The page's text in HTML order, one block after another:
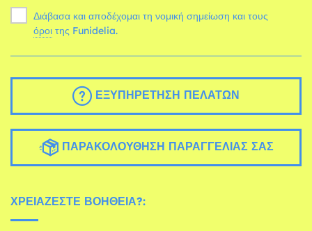
Διάβασα και αποδέχομαι τη νομική σημείωση και τους
όροι της Funidelia.
ΕΞΥΠΗΡΈΤΗΣΗ ΠΕΛΑΤΏΝ
ΠΑΡΑΚΟΛΟΎΘΗΣΗ ΠΑΡΑΓΓΕΛΊΑΣ ΣΑΣ
ΧΡΕΙΆΖΕΣΤΕ ΒΟΉΘΕΙΑ?: